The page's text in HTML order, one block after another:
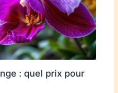
: quel prix pour